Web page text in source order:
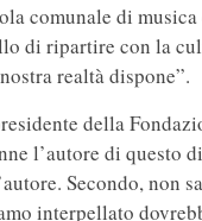
comunale di
di ripartire con la
realtà dispone”.
della
l’autore di questo
Secondo, non
interpellato